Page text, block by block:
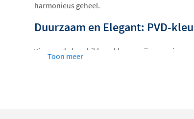
harmonieus geheel.
Duurzaam en Elegant: PVD-
Vier van de beschikbare kleuren zijn voorzien
Toon meer